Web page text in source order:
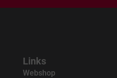
Links
Webshop